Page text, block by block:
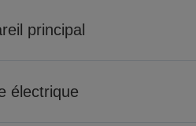
principal
électrique